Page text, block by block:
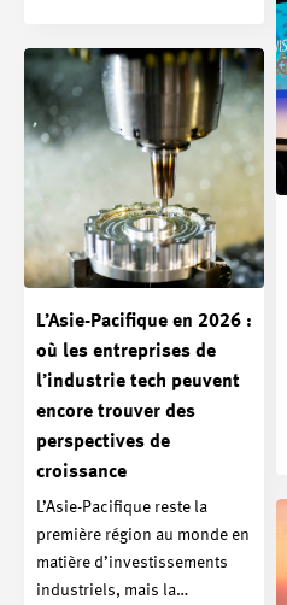
L’Asie-Pacifique en 2026 :
où les entreprises de
l’industrie tech peuvent
encore trouver des
perspectives de
croissance
L’Asie-Pacifique reste la
première région au monde en
matière d’investissements
industriels, mais la…